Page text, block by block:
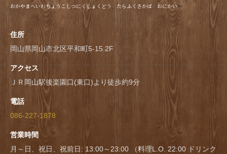
おかやまへいわちょうこしつにくしょくどう たらふくさかば おにかい
住所
岡山県岡山市北区平和町5-15 2F
アクセス
ＪＲ岡山駅後楽園口(東口)より徒歩約9分
電話
086-227-1878
営業時間
月～日、祝日、祝前日: 13:00～23:00 （料理L.O. 22:00 ドリンク